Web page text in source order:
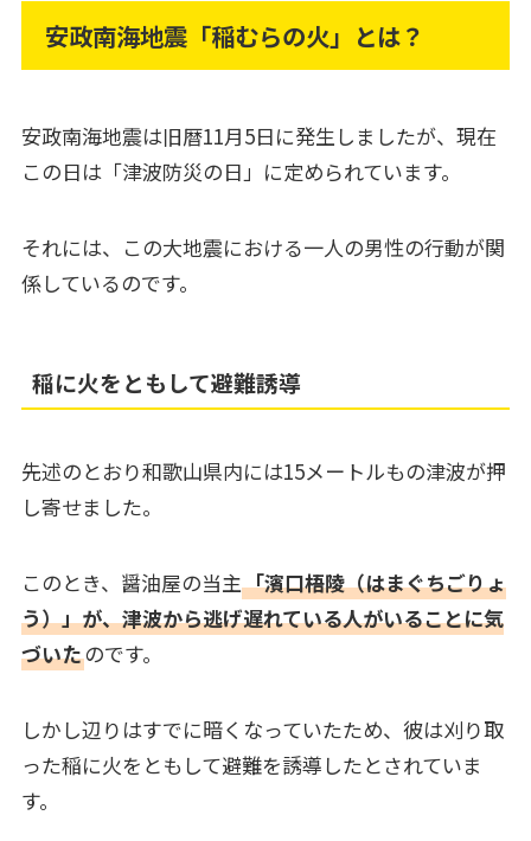
安政南海地震「稲むらの火」とは？
安政南海地震は旧暦11月5日に発生しましたが、現在
この日は「津波防災の日」に定められています。
それには、この大地震における一人の男性の行動が関
係しているのです。
稲に火をともして避難誘導
先述のとおり和歌山県内には15メートルもの津波が押
し寄せました。
このとき、醤油屋の当主「濱口梧陵（はまぐちごりょ
う）」が、津波から逃げ遅れている人がいることに気
づいたのです。
しかし辺りはすでに暗くなっていたため、彼は刈り取
った稲に火をともして避難を誘導したとされていま
す。